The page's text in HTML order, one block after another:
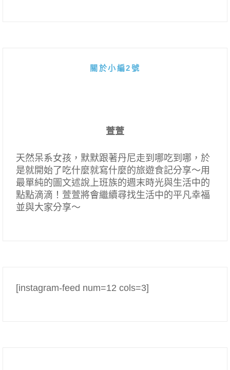
關於小編2號
萱萱
天然呆系女孩，默默跟著丹尼走到哪吃到哪，於
是就開始了吃什麼就寫什麼的旅遊食記分享～用
最單純的圖文述說上班族的週末時光與生活中的
點點滴滴！萱萱將會繼續尋找生活中的平凡幸福
並與大家分享～
[instagram-feed num=12 cols=3]